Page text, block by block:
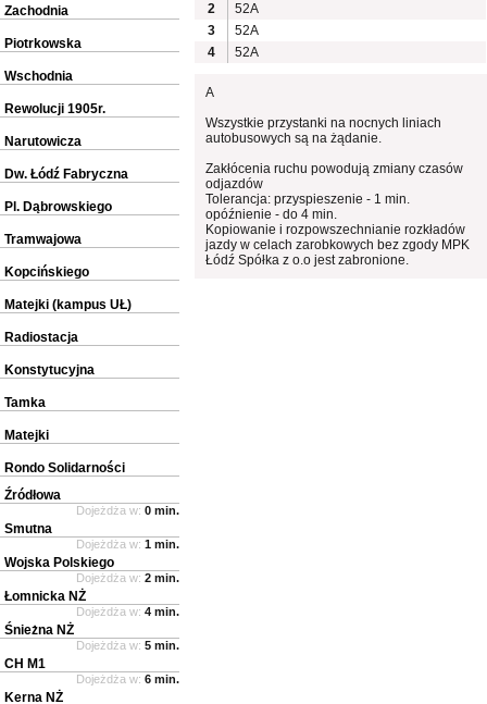
2
52A
3
52A
4
52A
A
Wszystkie przystanki na nocnych liniach
autobusowych są na żądanie.
Zakłócenia ruchu powodują zmiany czasów
odjazdów
Tolerancja: przyspieszenie - 1 min.
opóźnienie - do 4 min.
Kopiowanie i rozpowszechnianie rozkładów
jazdy w celach zarobkowych bez zgody MPK
Łódź Spółka z o.o jest zabronione.
Zachodnia
Piotrkowska
Wschodnia
Rewolucji 1905r.
Narutowicza
Dw. Łódź Fabryczna
Pl. Dąbrowskiego
Tramwajowa
Kopcińskiego
Matejki (kampus UŁ)
Radiostacja
Konstytucyjna
Tamka
Matejki
Rondo Solidarności
Źródłowa
Dojeżdża w: 0 min.
Smutna
Dojeżdża w: 1 min.
Wojska Polskiego
Dojeżdża w: 2 min.
Łomnicka NŻ
Dojeżdża w: 4 min.
Śnieżna NŻ
Dojeżdża w: 5 min.
CH M1
Dojeżdża w: 6 min.
Kerna NŻ